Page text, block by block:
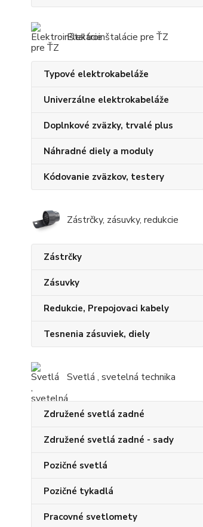
Elektroinštalácie pre ŤZ
Typové elektrokabeláže
Univerzálne elektrokabeláže
Doplnkové zväzky, trvalé plus
Náhradné diely a moduly
Kódovanie zväzkov, testery
Zástrčky, zásuvky, redukcie
Zástrčky
Zásuvky
Redukcie, Prepojovaci kabely
Tesnenia zásuviek, diely
Svetlá , svetelná technika
Združené svetlá zadné
Združené svetlá zadné - sady
Pozičné svetlá
Pozičné tykadlá
Pracovné svetlomety